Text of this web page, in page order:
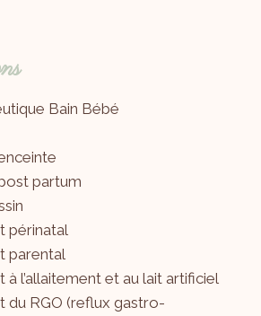
Bain Bébé
partum
périnatal
parental
l’allaitement et au lait artificiel
du RGO (reflux gastro-